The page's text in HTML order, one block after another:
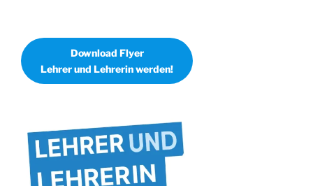
Download Flyer
Lehrer und Lehrerin werden!